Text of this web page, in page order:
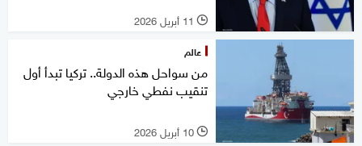
l 11 أبريل 2026
عالم
من سواحل هذه الدولة.. تركيا تبدأ أول
تنقيب نفطي خارجي
l 10 أبريل 2026